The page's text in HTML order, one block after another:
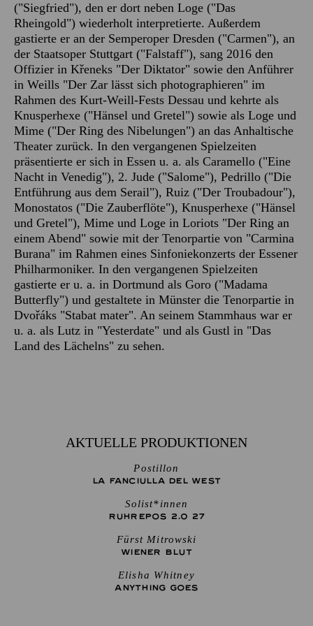
("Siegfried"), den er dort neben Loge ("Das
Rheingold") wiederholt interpretierte. Außerdem
gastierte er an der Semperoper Dresden ("Carmen"), an
der Staatsoper Stuttgart ("Falstaff"), sang 2016 den
Offizier in Křeneks "Der Diktator" sowie den Anführer
in Weills "Der Zar lässt sich photographieren" im
Rahmen des Kurt-Weill-Fests Dessau und kehrte als
Knusperhexe ("Hänsel und Gretel") sowie als Loge und
Mime ("Der Ring des Nibelungen") an das Anhaltische
Theater zurück. In den vergangenen Spielzeiten
präsentierte er sich in Essen u. a. als Caramello ("Eine
Nacht in Venedig"), 2. Jude ("Salome"), Pedrillo ("Die
Entführung aus dem Serail"), Ruiz ("Der Troubadour"),
Monostatos ("Die Zauberflöte"), Knusperhexe ("Hänsel
und Gretel"), Mime und Loge in Loriots "Der Ring an
einem Abend" sowie mit der Tenorpartie von "Carmina
Burana" im Rahmen eines Sinfoniekonzerts der Essener
Philharmoniker. In den vergangenen Spielzeiten
gastierte er u. a. in Dortmund als Goro ("Madama
Butterfly") und gestaltete in Münster die Tenorpartie in
Dvořáks "Stabat mater". An seinem Stammhaus war er
u. a. als Lutz in "Yesterdate" und als Gustl in "Das
Land des Lächelns" zu sehen.
AKTUELLE PRODUKTIONEN
Postillon
LA FANCIULLA DEL WEST
Solist*innen
RUHREPOS 2.0 27
Fürst Mitrowski
WIENER BLUT
Elisha Whitney
ANYTHING GOES